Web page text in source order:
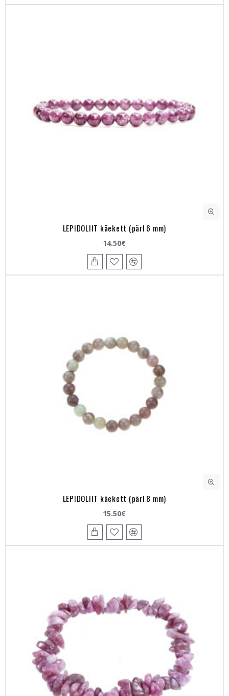
LEPIDOLIIT käekett (pärl 6 mm)
14.50€
LEPIDOLIIT käekett (pärl 8 mm)
15.50€